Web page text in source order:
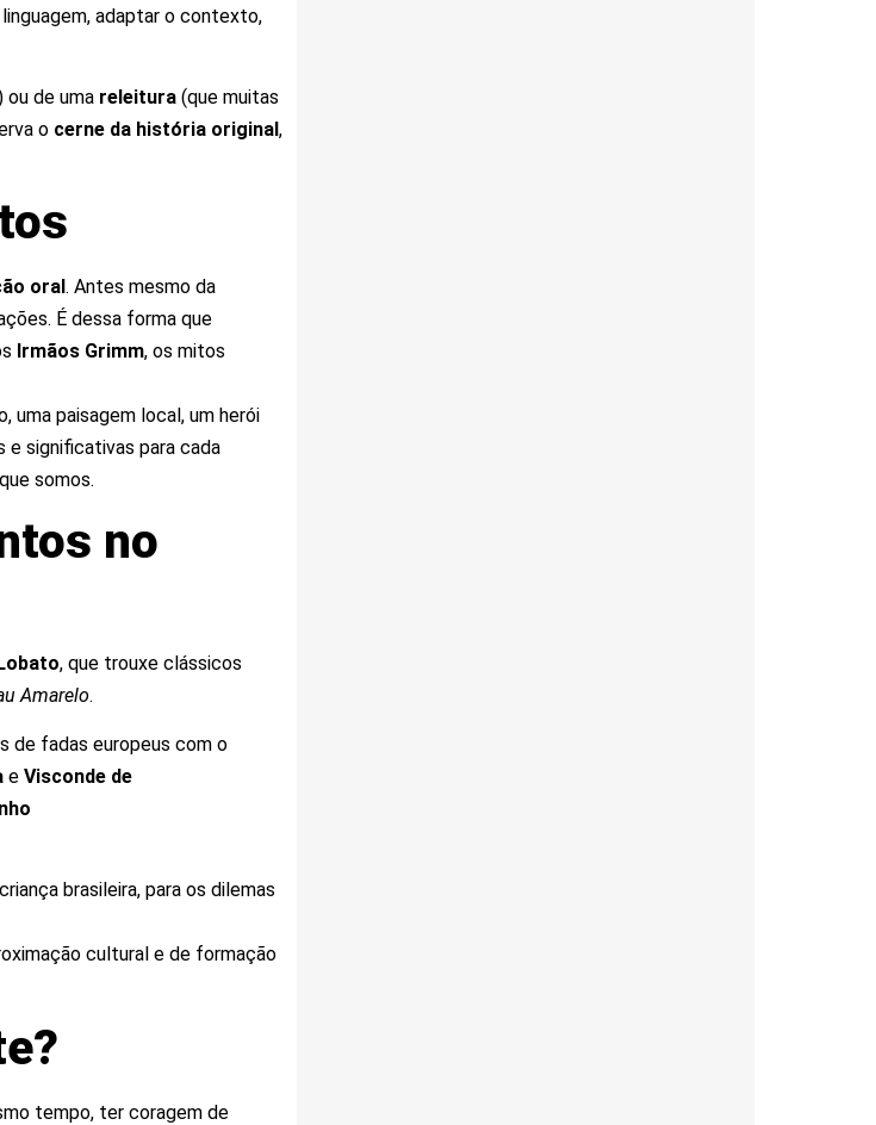
adaptar o contexto,
de uma releitura (que muitas
o cerne da história original,
oral . Antes mesmo da
É dessa forma que
Irmãos Grimm, os mitos
uma paisagem local, um herói
e significativas para cada
somos.
no
, que trouxe clássicos
Amarelo.
de fadas europeus com o
e Visconde de
brasileira, para os dilemas
cultural e de formação
tempo, ter coragem de